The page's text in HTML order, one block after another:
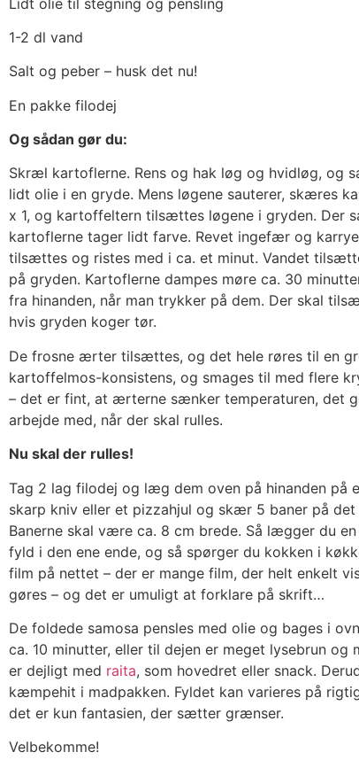
1-2 dl vand
Salt og peber – husk det nu!
En pakke filodej
Og sådan gør du:
Skræl kartoflerne. Rens og hak løg og hvidløg, og
lidt olie i en gryde. Mens løgene sauterer, skæres
x 1, og kartoffeltern tilsættes løgene i gryden. Der
kartoflerne tager lidt farve. Revet ingefær og
tilsættes og ristes med i ca. et minut. Vandet
på gryden. Kartoflerne dampes møre ca. 30
fra hinanden, når man trykker på dem. Der skal
hvis gryden koger tør.
De frosne ærter tilsættes, og det hele røres til en
kartoffelmos-konsistens, og smages til med flere
– det er fint, at ærterne sænker temperaturen, det
arbejde med, når der skal rulles.
Nu skal der rulles!
Tag 2 lag filodej og læg dem oven på hinanden på
skarp kniv eller et pizzahjul og skær 5 baner på det
Banerne skal være ca. 8 cm brede. Så lægger du
fyld i den ene ende, og så spørger du kokken i
film på nettet – der er mange film, der helt enkelt
gøres – og det er umuligt at forklare på skrift…
De foldede samosa pensles med olie og bages i
ca. 10 minutter, eller til dejen er meget lysebrun og
er dejligt med raita, som hovedret eller snack.
kæmpehit i madpakken. Fyldet kan varieres på
det er kun fantasien, der sætter grænser.
Velbekomme!